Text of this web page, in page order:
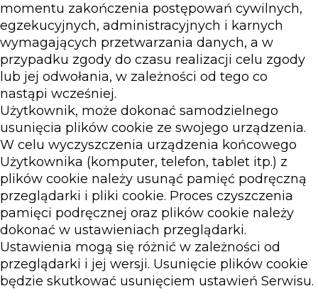
momentu zakończenia postępowań cywilnych,
egzekucyjnych, administracyjnych i karnych
wymagających przetwarzania danych, a w
przypadku zgody do czasu realizacji celu zgody
lub jej odwołania, w zależności od tego co
nastąpi wcześniej.
Użytkownik, może dokonać samodzielnego
usunięcia plików cookie ze swojego urządzenia.
W celu wyczyszczenia urządzenia końcowego
Użytkownika (komputer, telefon, tablet itp.) z
plików cookie należy usunąć pamięć podręczną
przeglądarki i pliki cookie. Proces czyszczenia
pamięci podręcznej oraz plików cookie należy
dokonać w ustawieniach przeglądarki.
Ustawienia mogą się różnić w zależności od
przeglądarki i jej wersji. Usunięcie plików cookie
będzie skutkować usunięciem ustawień Serwisu.